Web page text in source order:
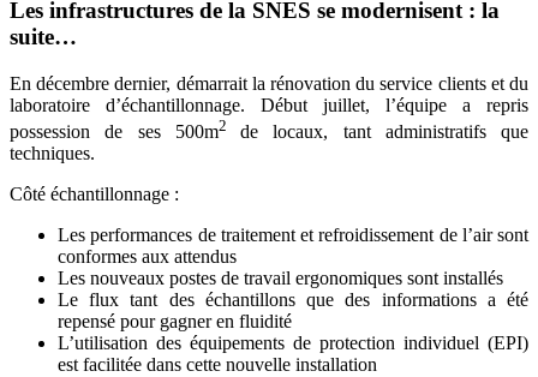
Les infrastructures de la SNES se modernisent : la
suite…
En décembre dernier, démarrait la rénovation du service clients et du
laboratoire d’échantillonnage. Début juillet, l’équipe a repris
possession de ses 500m2 de locaux, tant administratifs que
techniques.
Côté échantillonnage :
Les performances de traitement et refroidissement de l’air sont
conformes aux attendus
Les nouveaux postes de travail ergonomiques sont installés
Le flux tant des échantillons que des informations a été
repensé pour gagner en fluidité
L’utilisation des équipements de protection individuel (EPI)
est facilitée dans cette nouvelle installation